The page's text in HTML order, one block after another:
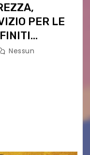
PER LE
ORARIO
Nessun